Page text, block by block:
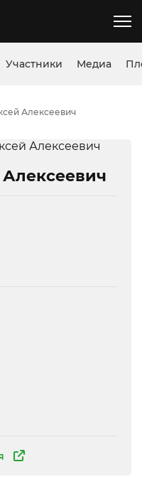
Участники Медиа
Алексеевич